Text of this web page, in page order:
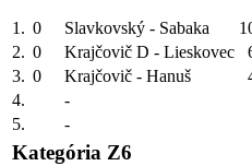
1. 0 Slavkovský - Sabaka
2. 0 Krajčovič D - Lieskovec
3. 0 Krajčovič - Hanuš
4.
-
5.
-
Kategória Z6